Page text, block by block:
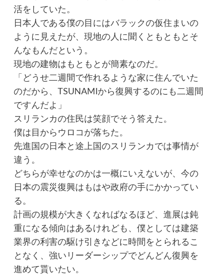
活をしていた。
日本人である僕の目にはバラックの仮住まいの
ように見えたが、現地の人に聞くともともとそ
んなもんだという。
現地の建物はもともとが簡素なのだ。
「どうせ二週間で作れるような家に住んでいた
のだから、TSUNAMIから復興するのにも二週間
ですんだよ」
スリランカの住民は笑顔でそう答えた。
僕は目からウロコが落ちた。
先進国の日本と途上国のスリランカでは事情が
違う。
どちらが幸せなのかは一概にいえないが、今の
日本の震災復興はもはや政府の手にかかってい
る。
計画の規模が大きくなればなるほど、進展は鈍
重になる傾向はあるけれども、僕としては建築
業界の利害の駆け引きなどに時間をとられるこ
となく、強いリーダーシップでどんどん復興を
進めて貰いたい。